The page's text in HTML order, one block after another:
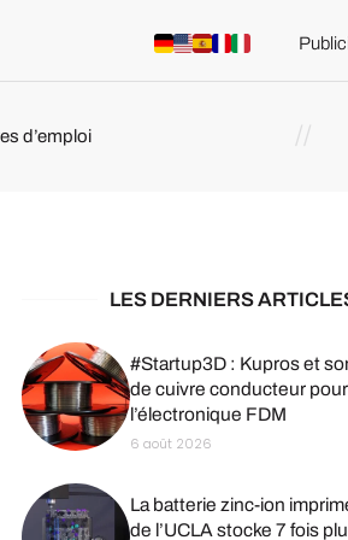
d’emploi
LES DERNIERS
#Startup3D : Kupros et
de cuivre conducteur pour
l’électronique FDM
6 août 2026
La batterie zinc-ion
de l’UCLA stocke 7 fois